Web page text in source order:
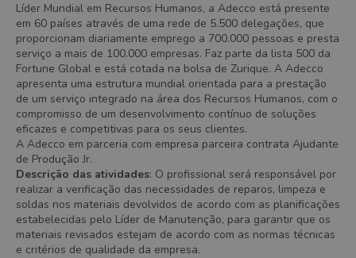
Líder Mundial em Recursos Humanos, a Adecco está presente
em 60 países através de uma rede de 5.500 delegações, que
proporcionam diariamente emprego a 700.000 pessoas e presta
serviço a mais de 100.000 empresas. Faz parte da lista 500 da
Fortune Global e está cotada na bolsa de Zurique. A Adecco
apresenta uma estrutura mundial orientada para a prestação
de um serviço integrado na área dos Recursos Humanos, com o
compromisso de um desenvolvimento contínuo de soluções
eficazes e competitivas para os seus clientes.
A Adecco em parceria com empresa parceira contrata Ajudante
de Produção Jr.
Descrição das atividades: O profissional será responsável por
realizar a verificação das necessidades de reparos, limpeza e
soldas nos materiais devolvidos de acordo com as planificações
estabelecidas pelo Líder de Manutenção, para garantir que os
materiais revisados estejam de acordo com as normas técnicas
e critérios de qualidade da empresa.